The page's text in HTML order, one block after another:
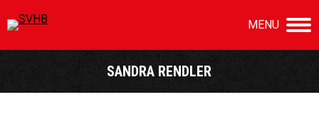
MENU
SANDRA RENDLER
Sie befinden sich hier: